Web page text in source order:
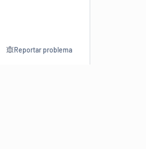
Reportar problema